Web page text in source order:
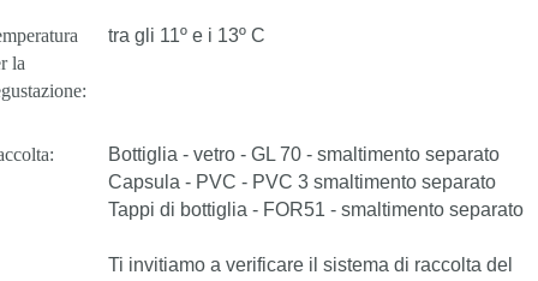
la
tra gli 11º e i 13º C
Bottiglia - vetro - GL 70 - smaltimento separato
Capsula - PVC - PVC 3 smaltimento separato
Tappi di bottiglia - FOR51 - smaltimento separato
Ti invitiamo a verificare il sistema di raccolta del